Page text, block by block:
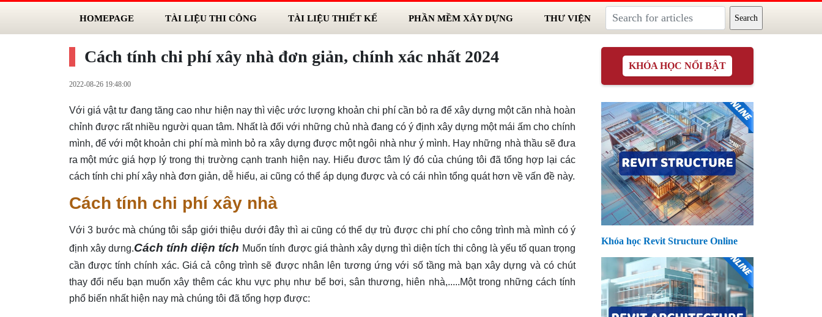
HOMEPAGE TÀI LIỆU THI CÔNG TÀI LIỆU THIẾT KẾ PHẦN MỀM XÂY DỰNG THƯ VIỆN
Cách tính chi phí xây nhà đơn giản, chính xác nhất 2024
2022-08-26 19:48:00
Với giá vật tư đang tăng cao như hiện nay thì việc ước lượng khoản chi phí cần bỏ ra để xây dựng một căn nhà hoàn
chỉnh được rất nhiều người quan tâm. Nhất là đối với những chủ nhà đang có ý định xây dựng một mái ấm cho chính
mình, để với một khoản chi phí mà mình bỏ ra xây dựng được một ngôi nhà như ý mình. Hay những nhà thầu sẽ đưa
ra một mức giá hợp lý trong thị trường cạnh tranh hiện nay. Hiểu đươc tâm lý đó của chúng tôi đã tổng hợp lại các
cách tính chi phí xây nhà đơn giản, dễ hiểu, ai cũng có thể áp dụng được và có cái nhìn tổng quát hơn về vấn đề này.
Cách tính chi phí xây nhà
Với 3 bước mà chúng tôi sắp giới thiệu dưới đây thì ai cũng có thể dự trù được chi phí cho công trình mà mình có ý
định xây dưng.Cách tính diện tích Muốn tính được giá thành xây dựng thì diện tích thi công là yếu tố quan trọng
cần được tính chính xác. Giá cả công trình sẽ được nhân lên tương ứng với số tầng mà bạn xây dựng và có chút
thay đổi nếu bạn muốn xây thêm các khu vực phụ như bể bơi, sân thương, hiên nhà,.....Một trong những cách tính
phổ biến nhất hiện nay mà chúng tôi đã tổng hợp được:
KHÓA HỌC NỔI BẬT
Khóa học Revit Structure Online